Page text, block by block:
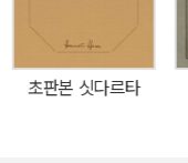
견》은 인류의 보편적인
설의 묘미를 살리면서
첫 문장부터 읽는 이를
표지를 통해 제인 오스틴
초판본 싯다르타